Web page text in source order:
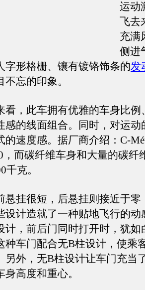
运动
飞去
充满
侧进
字形格栅、镶有镀铬饰条的发
忘的印象。
，此车拥有优雅的车身比例
感的线面组合。同时，对运动
的速度感。据厂商介绍：C-
，而碳纤维车身和大量的碳纤
千克。
挂很短，后悬挂则接近于零
设计造就了一种贴地飞行的动
计，前后门同时打开时，犹如
种车门配合无B柱设计，使乘
另外，无B柱设计让车门充当
高度和重心。